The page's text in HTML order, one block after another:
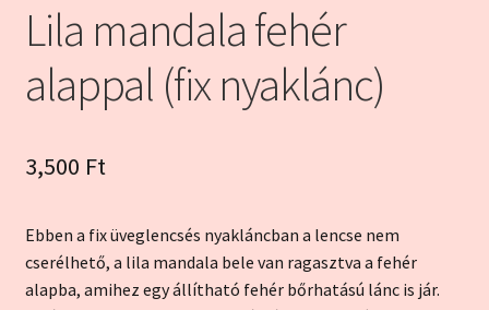
Pénztár
Szállítás és garancia
Lila mandala fehér
alappal (fix nyaklánc)
3,500 Ft
Ebben a fix üveglencsés nyakláncban a lencse nem
cserélhető, a lila mandala bele van ragasztva a fehér
alapba, amihez egy állítható fehér bőrhatású lánc is jár.